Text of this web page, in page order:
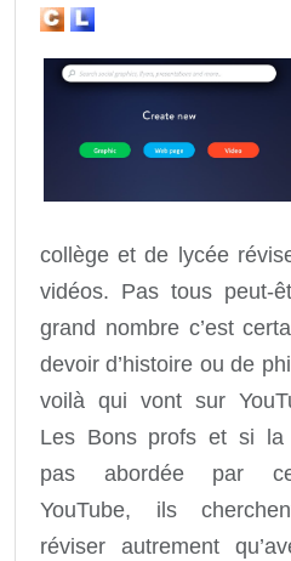
collège et de lycée
vidéos. Pas tous peut-
grand nombre c’est
devoir d’histoire ou de
voilà qui vont sur
Les Bons profs et si la
pas abordée par
YouTube, ils
réviser autrement